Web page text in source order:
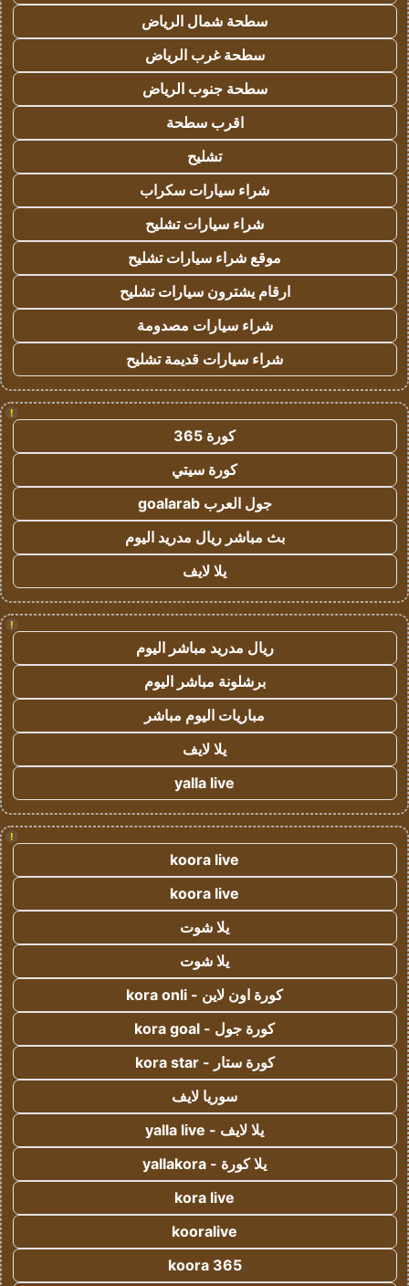
سطحة شمال الرياض
سطحة غرب الرياض
سطحة جنوب الرياض
اقرب سطحة
تشليح
شراء سيارات سكراب
شراء سيارات تشليح
موقع شراء سيارات تشليح
ارقام يشترون سيارات تشليح
شراء سيارات مصدومة
شراء سيارات قديمة تشليح
!
كورة 365
كورة سيتي
جول العرب goalarab
بث مباشر ريال مدريد اليوم
يلا لايف
!
ريال مدريد مباشر اليوم
برشلونة مباشر اليوم
مباريات اليوم مباشر
يلا لايف
yalla live
!
koora live
koora live
يلا شوت
يلا شوت
كورة اون لاين - kora onli
كورة جول - kora goal
كورة ستار - kora star
سوريا لايف
يلا لايف - yalla live
يلا كورة - yallakora
kora live
kooralive
koora 365